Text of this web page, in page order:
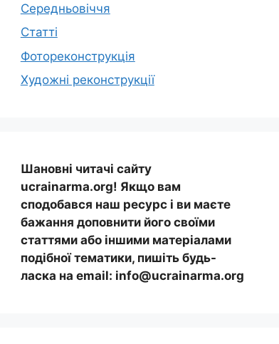
Середньовіччя
Статті
Фотореконструкція
Художні реконструкції
Шановні читачі сайту
ucrainarma.org! Якщо вам
сподобався наш ресурс і ви маєте
бажання доповнити його своїми
статтями або іншими матеріалами
подібної тематики, пишіть будь-
ласка на email: info@ucrainarma.org